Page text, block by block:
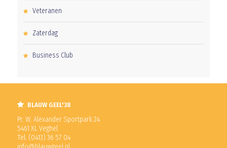
Veteranen
Zaterdag
Business Club
BLAUW GEEL'38
Pr. W. Alexander Sportpark 24
5461 XL Veghel
Tel. (0413) 36 57 04